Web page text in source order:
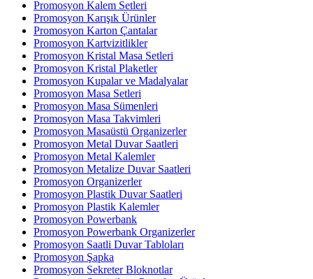
Promosyon Kalem Setleri
Promosyon Karışık Ürünler
Promosyon Karton Çantalar
Promosyon Kartvizitlikler
Promosyon Kristal Masa Setleri
Promosyon Kristal Plaketler
Promosyon Kupalar ve Madalyalar
Promosyon Masa Setleri
Promosyon Masa Sümenleri
Promosyon Masa Takvimleri
Promosyon Masaüstü Organizerler
Promosyon Metal Duvar Saatleri
Promosyon Metal Kalemler
Promosyon Metalize Duvar Saatleri
Promosyon Organizerler
Promosyon Plastik Duvar Saatleri
Promosyon Plastik Kalemler
Promosyon Powerbank
Promosyon Powerbank Organizerler
Promosyon Saatli Duvar Tabloları
Promosyon Şapka
Promosyon Sekreter Bloknotlar